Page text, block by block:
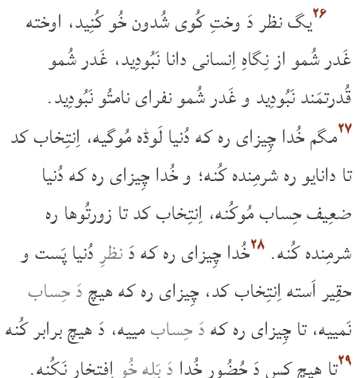
۲۶یگ نظر دَ وختِ کُوی شُدون خُو کُنِید، اوخته
غَدر شُمو از نِگاهِ اِنسانی دانا نَبُودِید، غَدر شُمو
قُدرتمَند نَبُودِید و غَدر شُمو نفرای نامتُو نَبُودِید.
۲۷مگم خُدا چِیزای ره که دُنیا لَوڈه مُوگیه، اِنتِخاب کد
تا دانایو ره شرمِنده کُنه؛ و خُدا چِیزای ره که دُنیا
ضعِیف حِساب مُوکُنه، اِنتِخاب کد تا زورتُوها ره
شرمِنده کُنه.۲۸خُدا چِیزای ره که دَنظرِدُنیا پَست و
حقِیر اَسته اِنتِخاب کد، چِیزای ره که هیچدَ حِساب
نَمییه، تا چِیزای ره کهدَ حِسابمییه، دَ هیچ برابر کُنه
۲۹تا هیچ کس دَ حُضُورِ خُدا دَ بَلِه خُواِفتخار نَکُنه.